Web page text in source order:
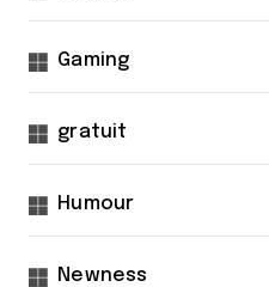
Gaming
gratuit
Humour
Newness